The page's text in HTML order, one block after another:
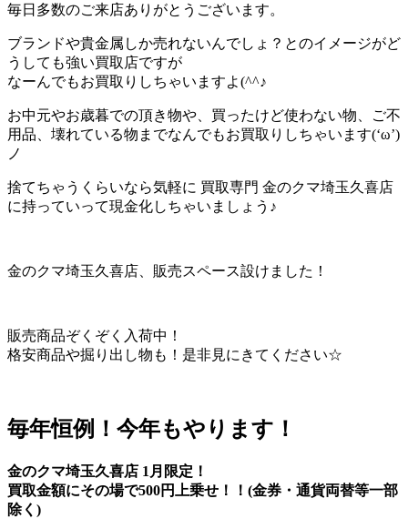
毎日多数のご来店ありがとうございます。
ブランドや貴金属しか売れないんでしょ？とのイメージがど
うしても強い買取店ですが
なーんでもお買取りしちゃいますよ(^^♪
お中元やお歳暮での頂き物や、買ったけど使わない物、ご不
用品、壊れている物までなんでもお買取りしちゃいます(‘ω’)
ノ
捨てちゃうくらいなら気軽に 買取専門 金のクマ埼玉久喜店
に持っていって現金化しちゃいましょう♪
金のクマ埼玉久喜店、販売スペース設けました！
販売商品ぞくぞく入荷中！
格安商品や掘り出し物も！是非見にきてください☆
毎年恒例！今年もやります！
金のクマ埼玉久喜店 1月限定！
買取金額にその場で500円上乗せ！！(金券・通貨両替等一部
除く)